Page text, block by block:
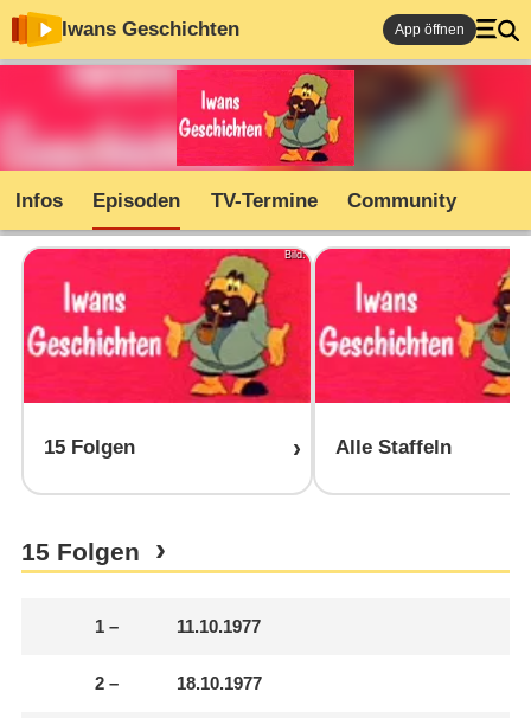
Iwans Geschichten App öffnen
Infos Episoden TV-Termine Community
Bild:
15 Folgen Alle Staffeln
15 Folgen
1 – 11.10.1977
2 – 18.10.1977